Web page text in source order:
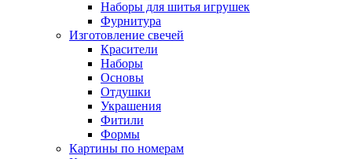
Наборы для шитья игрушек
Фурнитура
Изготовление свечей
Красители
Наборы
Основы
Отдушки
Украшения
Фитили
Формы
Картины по номерам